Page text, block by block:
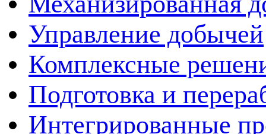
Управление добычей
Комплексные
Подготовка и
Интегрированные